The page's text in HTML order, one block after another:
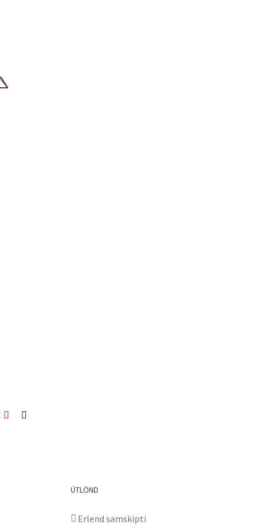
Pinterest
ÚTLÖND
Erlend samskipti